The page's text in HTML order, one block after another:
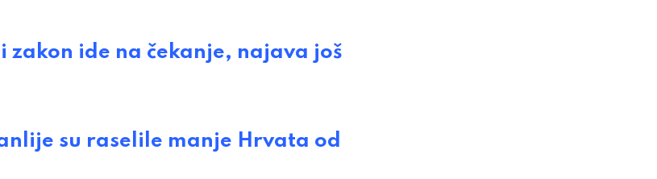
zakon ide na čekanje, najava još
su raselile manje Hrvata od